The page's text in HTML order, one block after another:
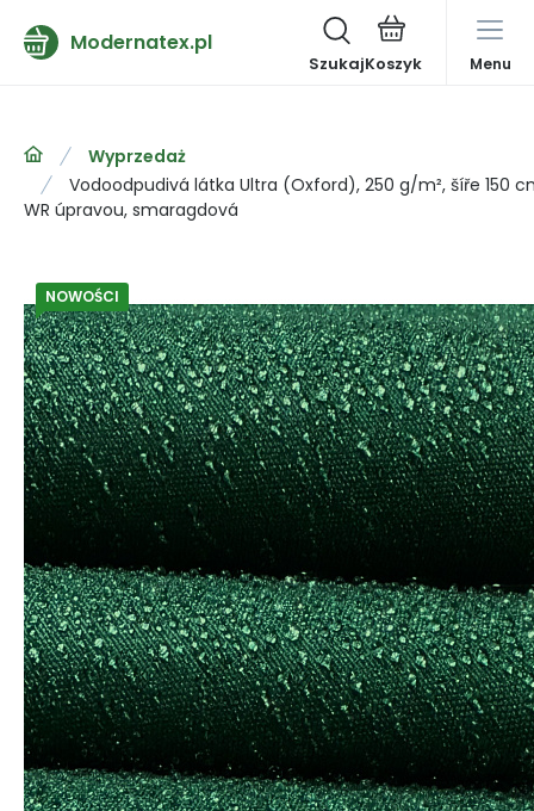
Modernatex.pl
Szukaj Menu
Wyprzedaż
Vodoodpudivá látka Ultra (Oxford), 250 g/m², šíře 150
WR úpravou, smaragdová
NOWOŚCI